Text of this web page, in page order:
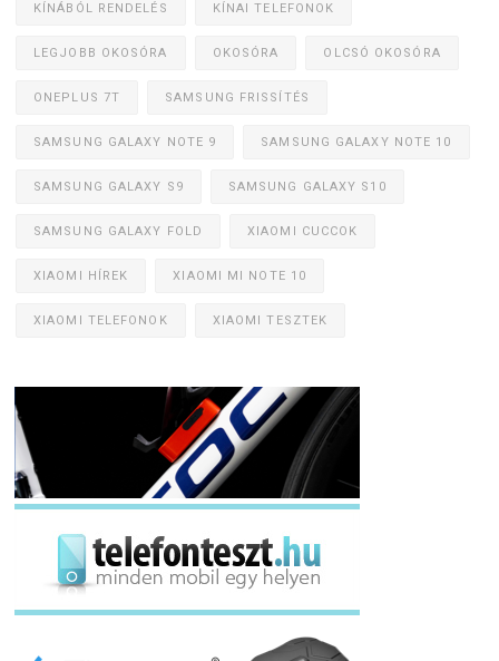
KÍNÁBÓL RENDELÉS KÍNAI TELEFONOK
LEGJOBB OKOSÓRA OKOSÓRA OLCSÓ OKOSÓRA
ONEPLUS 7T SAMSUNG FRISSÍTÉS
SAMSUNG GALAXY NOTE 9 SAMSUNG GALAXY NOTE 10
SAMSUNG GALAXY S9 SAMSUNG GALAXY S10
SAMSUNG GALAXY FOLD XIAOMI CUCCOK
XIAOMI HÍREK XIAOMI MI NOTE 10
XIAOMI TELEFONOK XIAOMI TESZTEK